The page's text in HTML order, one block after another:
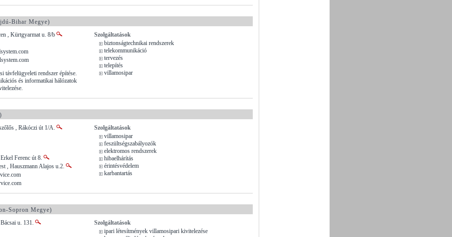
Bihar Megye)
, Kürtgyarmat u. 8/b
távfelügyeleti rendszer építése.
és informatikai hálózatok
Szolgáltatások
biztonságtechnikai rendszerek
telekommunikáció
tervezés
telepítés
villamosipar
, Rákóczi út 1/A.
Ferenc út 8.
, Hauszmann Alajos u.2.
Szolgáltatások
villamosipar
feszültségszabályozók
elektromos rendszerek
hibaelhárítás
érintésvédelem
karbantartás
Sopron Megye)
u. 131.
Szolgáltatások
ipari létesítmények villamosipari kivitelezése